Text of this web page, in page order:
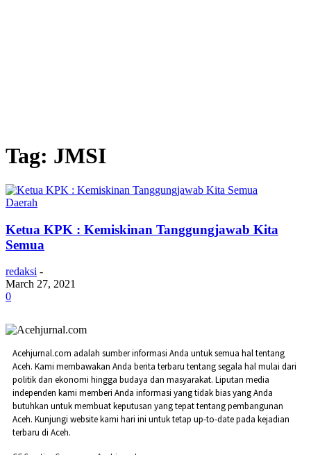
Tag: JMSI
Daerah
Ketua KPK : Kemiskinan Tanggungjawab Kita
Semua
redaksi -
March 27, 2021
0
Acehjurnal.com adalah sumber informasi Anda untuk semua hal tentang
Aceh. Kami membawakan Anda berita terbaru tentang segala hal mulai dari
politik dan ekonomi hingga budaya dan masyarakat. Liputan media
independen kami memberi Anda informasi yang tidak bias yang Anda
butuhkan untuk membuat keputusan yang tepat tentang pembangunan
Aceh. Kunjungi website kami hari ini untuk tetap up-to-date pada kejadian
terbaru di Aceh.